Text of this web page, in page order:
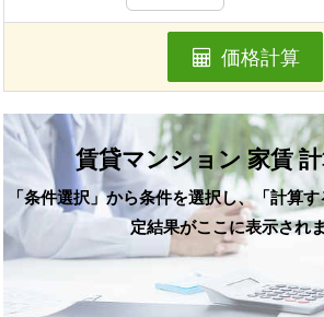
価格計算
賃貸マンション 家賃
「条件選択」から条件を選択し、「計算
定結果がここに表示され